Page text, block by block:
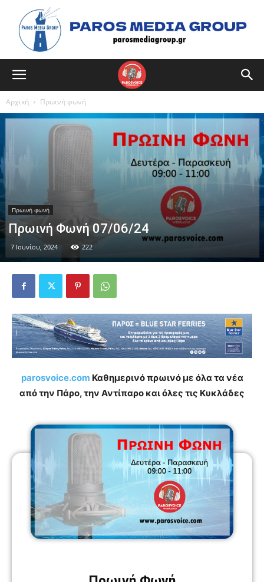
Αρχική Πρωινή φωνή
Πρωινή φωνή
Πρωινή Φωνή 07/06/24
7 Ιουνίου, 2024 222
parosvoice.com Καθημερινό πρωινό με όλα τα νέα
από την Πάρο, την Αντίπαρο και όλες τις Κυκλάδες